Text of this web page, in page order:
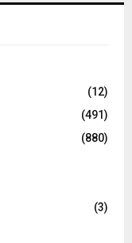
(12)
(491)
(880)
(3)